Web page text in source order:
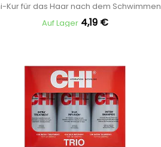
Kur für das Haar nach dem Schwimmen
Auf Lager 4,19 €